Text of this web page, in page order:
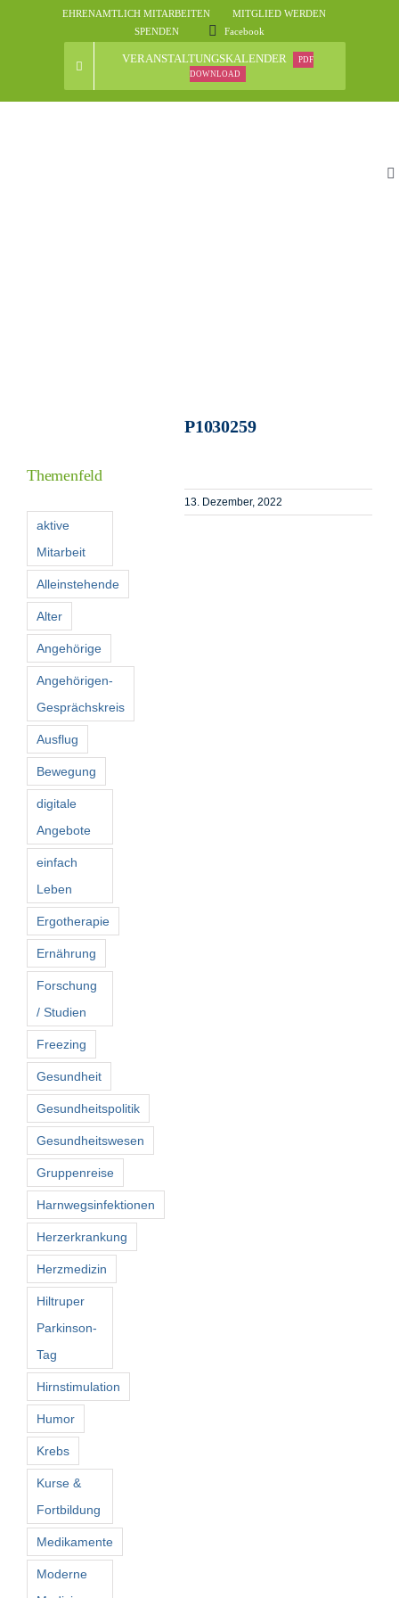
EHRENAMTLICH MITARBEITEN
MITGLIED WERDEN
SPENDEN
Facebook
VERANSTALTUNGSKALENDER
PDF
DOWNLOAD
P1030259
13. Dezember, 2022
Themenfeld
aktive
Mitarbeit
Alleinstehende
Alter
Angehörige
Angehörigen-
Gesprächskreis
Ausflug
Bewegung
digitale
Angebote
einfach
Leben
Ergotherapie
Ernährung
Forschung
/ Studien
Freezing
Gesundheit
Gesundheitspolitik
Gesundheitswesen
Gruppenreise
Harnwegsinfektionen
Herzerkrankung
Herzmedizin
Hiltruper
Parkinson-
Tag
Hirnstimulation
Humor
Krebs
Kurse &
Fortbildung
Medikamente
Moderne